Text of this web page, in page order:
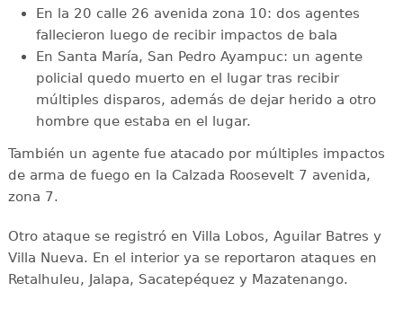
En la 20 calle 26 avenida zona 10: dos agentes
fallecieron luego de recibir impactos de bala
En Santa María, San Pedro Ayampuc: un agente
policial quedo muerto en el lugar tras recibir
múltiples disparos, además de dejar herido a otro
hombre que estaba en el lugar.
También un agente fue atacado por múltiples impactos
de arma de fuego en la Calzada Roosevelt 7 avenida,
zona 7.
Otro ataque se registró en Villa Lobos, Aguilar Batres y
Villa Nueva. En el interior ya se reportaron ataques en
Retalhuleu, Jalapa, Sacatepéquez y Mazatenango.